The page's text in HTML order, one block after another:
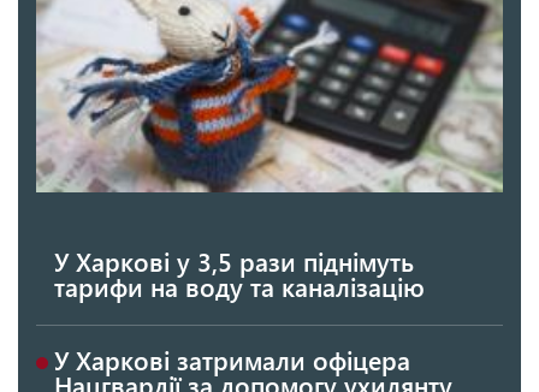
У Харкові у 3,5 рази піднімуть
тарифи на воду та каналізацію
У Харкові затримали офіцера
Нацгвардії за допомогу ухилянту